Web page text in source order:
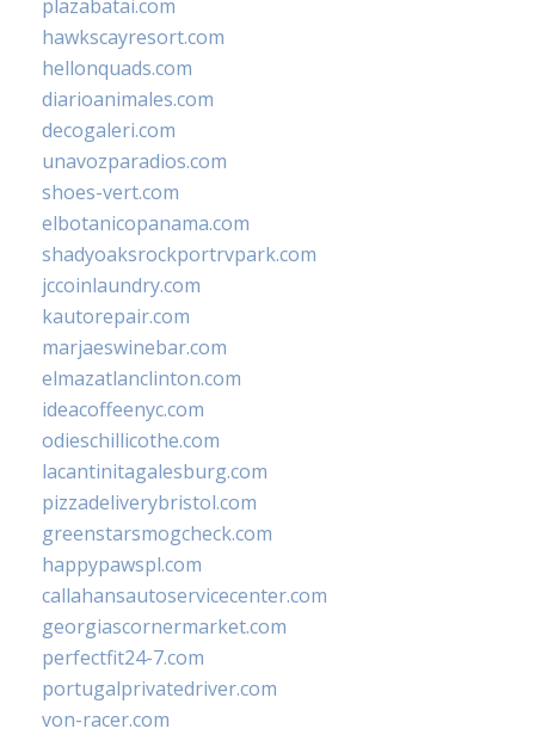
plazabatai.com
hawkscayresort.com
hellonquads.com
diarioanimales.com
decogaleri.com
unavozparadios.com
shoes-vert.com
elbotanicopanama.com
shadyoaksrockportrvpark.com
jccoinlaundry.com
kautorepair.com
marjaeswinebar.com
elmazatlanclinton.com
ideacoffeenyc.com
odieschillicothe.com
lacantinitagalesburg.com
pizzadeliverybristol.com
greenstarsmogcheck.com
happypawspl.com
callahansautoservicecenter.com
georgiascornermarket.com
perfectfit24-7.com
portugalprivatedriver.com
von-racer.com